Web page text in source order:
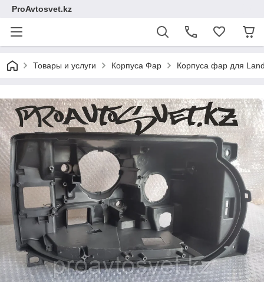
ProAvtosvet.kz
Товары и услуги Корпуса Фар Корпуса фар для